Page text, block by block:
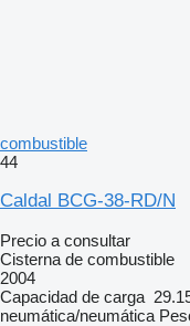
combustible
44
Caldal BCG-38-RD/N
Precio a consultar
Cisterna de combustible
2004
Capacidad de carga
neumática/neumática